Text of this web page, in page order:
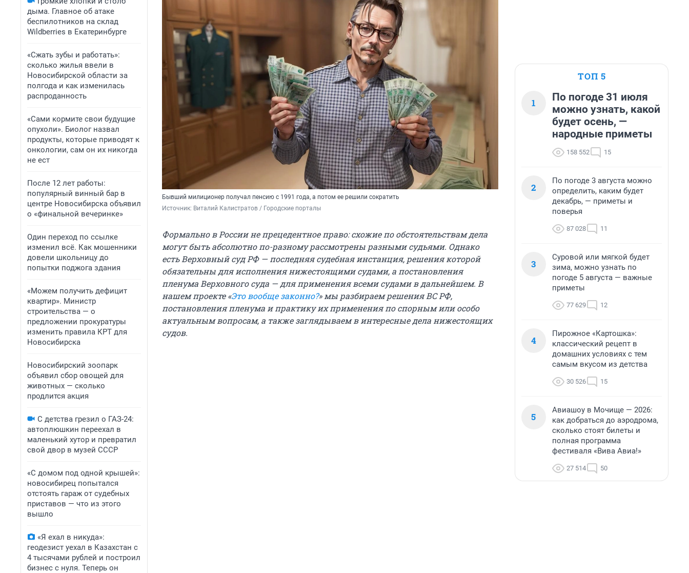
дыма. Главное об атаке
беспилотников на склад
Wildberries в Екатеринбурге
«Сжать зубы и работать»:
сколько жилья ввели в
Новосибирской области за
полгода и как изменилась
распроданность
«Сами кормите свои будущие
опухоли». Биолог назвал
продукты, которые приводят к
онкологии, сам он их никогда
не ест
После 12 лет работы:
популярный винный бар в
центре Новосибирска объявил
о «финальной вечеринке»
Один переход по ссылке
изменил всё. Как мошенники
довели школьницу до
попытки поджога здания
«Можем получить дефицит
квартир». Министр
строительства — о
предложении прокуратуры
изменить правила КРТ для
Новосибирска
Новосибирский зоопарк
объявил сбор овощей для
животных — сколько
продлится акция
С детства грезил о ГАЗ-24:
автоплюшкин переехал в
маленький хутор и превратил
свой двор в музей СССР
«С домом под одной крышей»:
новосибирец попытался
отстоять гараж от судебных
приставов — что из этого
вышло
«Я ехал в никуда»:
геодезист уехал в Казахстан с
4 тысячами рублей и построил
бизнес с нуля. Теперь он
Бывший милиционер получал пенсию с 1991 года, а потом ее решили сократить
Источник: Виталий Калистратов / Городские порталы
Формально в России не прецедентное право: схожие по обстоятельствам дела
могут быть абсолютно по-разному рассмотрены разными судьями. Однако
есть Верховный суд РФ — последняя судебная инстанция, решения которой
обязательны для исполнения нижестоящими судами, а постановления
пленума Верховного суда — для применения всеми судами в дальнейшем. В
нашем проекте «Это вообще законно?» мы разбираем решения ВС РФ,
постановления пленума и практику их применения по спорным или особо
актуальным вопросам, а также заглядываем в интересные дела нижестоящих
судов.
ТОП 5
1
По погоде 31 июля
можно узнать, какой
будет осень, —
народные приметы
158 552 15
2
По погоде 3 августа можно
определить, каким будет
декабрь, — приметы и
поверья
87 028 11
3
Суровой или мягкой будет
зима, можно узнать по
погоде 5 августа — важные
приметы
77 629 12
4
Пирожное «Картошка»:
классический рецепт в
домашних условиях с тем
самым вкусом из детства
30 526 15
5
Авиашоу в Мочище — 2026:
как добраться до аэродрома,
сколько стоят билеты и
полная программа
фестиваля «Вива Авиа!»
27 514 50